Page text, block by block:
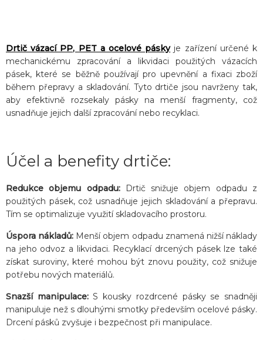
Drtič vázací PP, PET a ocelové páskyje zařízení určené k
mechanickému zpracování a likvidaci použitých vázacích
pásek, které se běžně používají pro upevnění a fixaci zboží
během přepravy a skladování. Tyto drtiče jsou navrženy tak,
aby efektivně rozsekaly pásky na menší fragmenty, což
usnadňuje jejich další zpracování nebo recyklaci.
Účel a benefity drtiče:
Redukce objemu odpadu:Drtič snižuje objem odpadu z
použitých pásek, což usnadňuje jejich skladování a přepravu.
Tím se optimalizuje využití skladovacího prostoru.
Úspora nákladů: Menší objem odpadu znamená nižší náklady
na jeho odvoz a likvidaci. Recyklací drcených pásek lze také
získat suroviny, které mohou být znovu použity, což snižuje
potřebu nových materiálů.
Snazší manipulace:S kousky rozdrcené pásky se snadněji
manipuluje než s dlouhými smotky především ocelové pásky.
Drcení pásků zvyšuje i bezpečnost při manipulace.